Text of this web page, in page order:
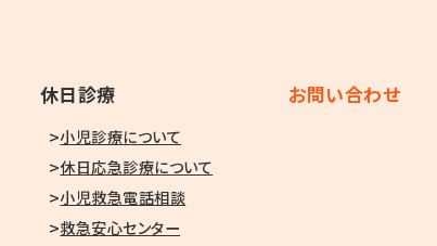
休日診療
小児診療について
休日応急診療について
小児救急電話相談
救急安心センター
お問い合わせ